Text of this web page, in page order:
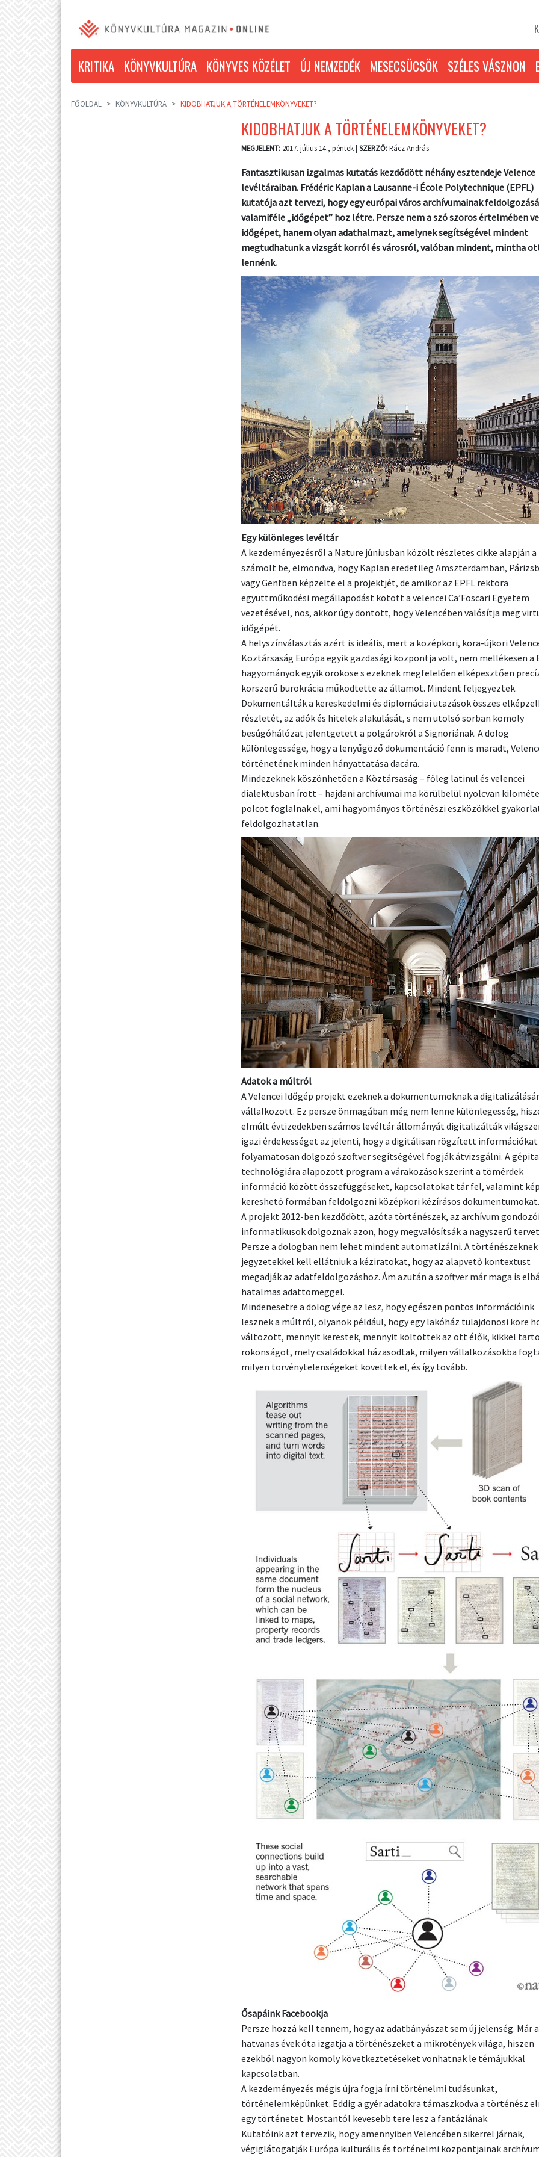
KRITIKA KÖNYVKULTÚRA KÖNYVES KÖZÉLET ÚJ NEMZEDÉK MESECSÜCSÖK SZÉLES VÁSZNON
FŐOLDAL KÖNYVKULTÚRA KIDOBHATJUK A TÖRTÉNELEMKÖNYVEKET?
KIDOBHATJUK A TÖRTÉNELEMKÖNYVEKET?
MEGJELENT: 2017. július 14., péntek | SZERZŐ:Rácz András
Fantasztikusan izgalmas kutatás kezdődött néhány esztendeje Velence
levéltáraiban. Frédéric Kaplan a Lausanne-i École Polytechnique (EPFL)
kutatója azt tervezi, hogy egy európai város archívumainak
valamiféle „időgépet” hoz létre. Persze nem a szó szoros értelmében
időgépet, hanem olyan adathalmazt, amelynek segítségével mindent
megtudhatunk a vizsgát korról és városról, valóban mindent, mintha
lennénk.
Egy különleges levéltár
A kezdeményezésről a Nature júniusban közölt részletes cikke alapján a
számolt be, elmondva, hogy Kaplan eredetileg Amszterdamban,
vagy Genfben képzelte el a projektjét, de amikor az EPFL rektora
együttműködési megállapodást kötött a velencei Ca’Foscari Egyetem
vezetésével, nos, akkor úgy döntött, hogy Velencében valósítja meg
időgépét.
A helyszínválasztás azért is ideális, mert a középkori, kora-újkori
Köztársaság Európa egyik gazdasági központja volt, nem mellékesen a
hagyományok egyik örököse s ezeknek megfelelően elképesztően
korszerű bürokrácia működtette az államot. Mindent feljegyeztek.
Dokumentálták a kereskedelmi és diplomáciai utazások összes
részletét, az adók és hitelek alakulását, s nem utolsó sorban komoly
besúgóhálózat jelentgetett a polgárokról a Signoriának. A dolog
különlegessége, hogy a lenyűgöző dokumentáció fenn is maradt,
történetének minden hányattatása dacára.
Mindezeknek köszönhetően a Köztársaság – főleg latinul és velencei
dialektusban írott – hajdani archívumai ma körülbelül nyolcvan
polcot foglalnak el, ami hagyományos történészi eszközökkel
feldolgozhatatlan.
Adatok a múltról
A Velencei Időgép projekt ezeknek a dokumentumoknak a
vállalkozott. Ez persze önmagában még nem lenne különlegesség,
elmúlt évtizedekben számos levéltár állományát digitalizálták
igazi érdekességet az jelenti, hogy a digitálisan rögzített információkat
folyamatosan dolgozó szoftver segítségével fogják átvizsgálni. A
technológiára alapozott program a várakozások szerint a tömérdek
információ között összefüggéseket, kapcsolatokat tár fel, valamint
kereshető formában feldolgozni középkori kézírásos dokumentumokat.
A projekt 2012-ben kezdődött, azóta történészek, az archívum
informatikusok dolgoznak azon, hogy megvalósítsák a nagyszerű
Persze a dologban nem lehet mindent automatizálni. A történészeknek
jegyzetekkel kell ellátniuk a kéziratokat, hogy az alapvető kontextust
megadják az adatfeldolgozáshoz. Ám azután a szoftver már maga is
hatalmas adattömeggel.
Mindenesetre a dolog vége az lesz, hogy egészen pontos információink
lesznek a múltról, olyanok például, hogy egy lakóház tulajdonosi köre
változott, mennyit kerestek, mennyit költöttek az ott élők, kikkel
rokonságot, mely családokkal házasodtak, milyen vállalkozásokba
milyen törvénytelenségeket követtek el, és így tovább.
Ősapáink Facebookja
Persze hozzá kell tennem, hogy az adatbányászat sem új jelenség. Már a
hatvanas évek óta izgatja a történészeket a mikrotények világa, hiszen
ezekből nagyon komoly következtetéseket vonhatnak le témájukkal
kapcsolatban.
A kezdeményezés mégis újra fogja írni történelmi tudásunkat,
történelemképünket. Eddig a gyér adatokra támaszkodva a történész
egy történetet. Mostantól kevesebb tere lesz a fantáziának.
Kutatóink azt tervezik, hogy amennyiben Velencében sikerrel járnak,
végiglátogatják Európa kulturális és történelmi központjainak